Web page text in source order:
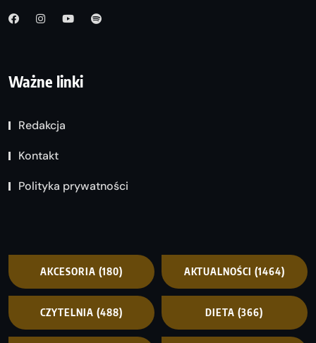
Ważne linki
Redakcja
Kontakt
Polityka prywatności
AKCESORIA (180) AKTUALNOŚCI (1464)
CZYTELNIA (488) DIETA (366)